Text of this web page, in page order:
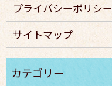
プライバシーポリシー
サイトマップ